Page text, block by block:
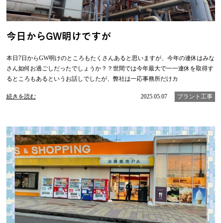
今日からGW明けですが
本日7日からGW明けのところもたくさんあると思いますが、今年の連休はみな
さん如何お過ごしだったでしょうか？？世間では今年最大で一一連休を取得す
るところもあるというお話しでしたが、弊社は一応事務所だけカ
続きを読む 2025.05.07 プラント工事